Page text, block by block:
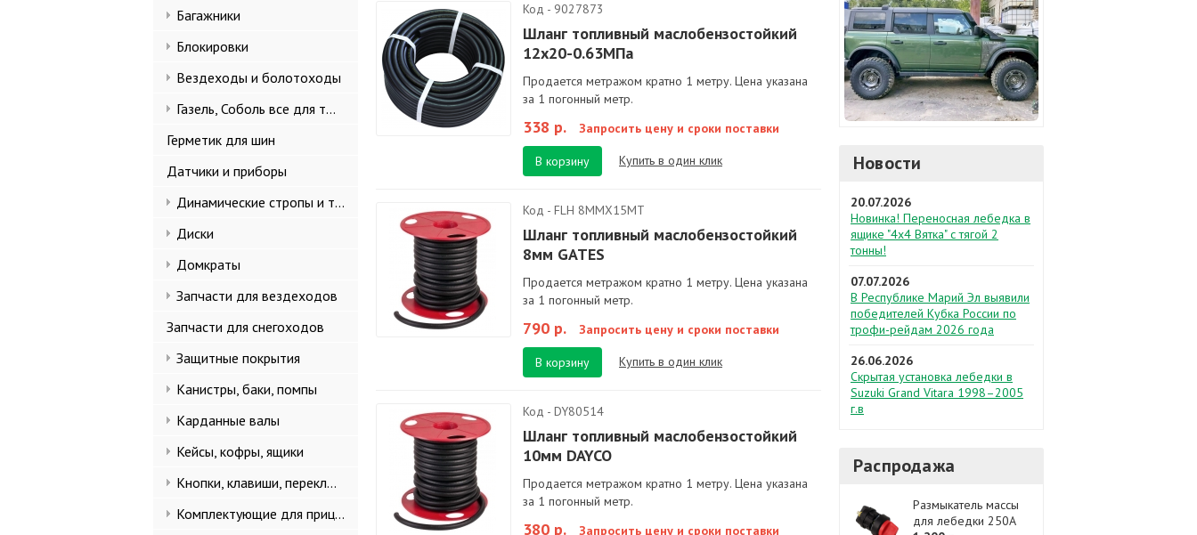
Багажники
Блокировки
Вездеходы и болотоходы
Газель, Соболь все для тюнинга
Герметик для шин
Датчики и приборы
Динамические стропы и такелаж
Диски
Домкраты
Запчасти для вездеходов
Запчасти для снегоходов
Защитные покрытия
Канистры, баки, помпы
Карданные валы
Кейсы, кофры, ящики
Кнопки, клавиши, переключатели
Комплектующие для прицепов
Код - 9027873
Шланг топливный маслобензостойкий
12х20-0.63МПа
Продается метражом кратно 1 метру. Цена указана
за 1 погонный метр.
338 р. Запросить цену и сроки поставки
В корзину Купить в один клик
Код - FLH 8MMX15MT
Шланг топливный маслобензостойкий
8мм GATES
Продается метражом кратно 1 метру. Цена указана
за 1 погонный метр.
790 р. Запросить цену и сроки поставки
В корзину Купить в один клик
Код - DY80514
Шланг топливный маслобензостойкий
10мм DAYCO
Продается метражом кратно 1 метру. Цена указана
за 1 погонный метр.
380 р. Запросить цену и сроки поставки
Новости
20.07.2026
Новинка! Переносная лебедка в
ящике "4х4 Вятка" с тягой 2
тонны!
07.07.2026
В Республике Марий Эл выявили
победителей Кубка России по
трофи-рейдам 2026 года
26.06.2026
Скрытая установка лебедки в
Suzuki Grand Vitara 1998–2005
г.в
Распродажа
Размыкатель массы
для лебедки 250A